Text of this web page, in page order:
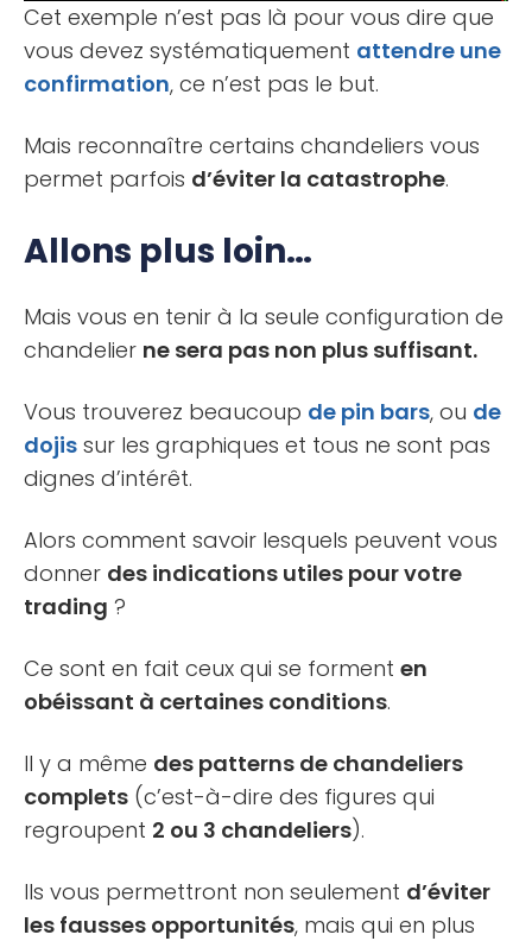
Cet exemple n’est pas là pour vous dire que
vous devez systématiquement attendre une
confirmation, ce n’est pas le but.
Mais reconnaître certains chandeliers vous
permet parfois d’éviter la catastrophe.
Allons plus loin…
Mais vous en tenir à la seule configuration de
chandelier ne sera pas non plus suffisant.
Vous trouverez beaucoup de pin bars, ou de
dojis sur les graphiques et tous ne sont pas
dignes d’intérêt.
Alors comment savoir lesquels peuvent vous
donner des indications utiles pour votre
trading ?
Ce sont en fait ceux qui se forment en
obéissant à certaines conditions.
Il y a même des patterns de chandeliers
complets (c’est-à-dire des figures qui
regroupent 2 ou 3 chandeliers).
Ils vous permettront non seulement d’éviter
les fausses opportunités, mais qui en plus